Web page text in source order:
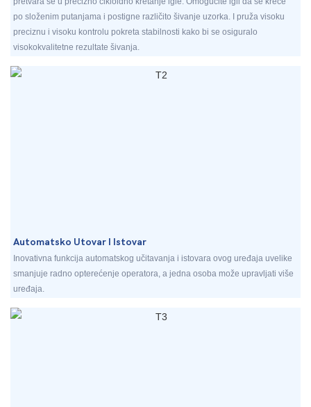
po složenim putanjama i postigne različito šivanje uzorka. I pruža visoku
preciznu i visoku kontrolu pokreta stabilnosti kako bi se osiguralo
visokokvalitetne rezultate šivanja.
Automatsko Utovar I Istovar
Inovativna funkcija automatskog učitavanja i istovara ovog uređaja uvelike
smanjuje radno opterećenje operatora, a jedna osoba može upravljati više
uređaja.